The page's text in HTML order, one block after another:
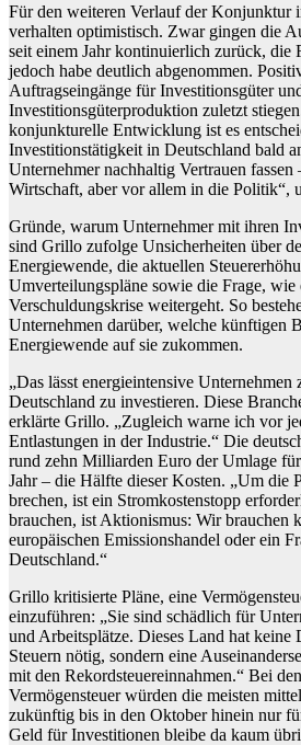
Für den weiteren Verlauf der Konjunktur
verhalten optimistisch. Zwar gingen die
seit einem Jahr kontinuierlich zurück, die
jedoch habe deutlich abgenommen.
Auftragseingänge für Investitionsgüter
Investitionsgüterproduktion zuletzt
konjunkturelle Entwicklung ist es
Investitionstätigkeit in Deutschland bald
Unternehmer nachhaltig Vertrauen
Wirtschaft, aber vor allem in die Politik“,
Gründe, warum Unternehmer mit ihren
sind Grillo zufolge Unsicherheiten über
Energiewende, die aktuellen
Umverteilungspläne sowie die Frage, wie
Verschuldungskrise weitergeht. So
Unternehmen darüber, welche künftigen
Energiewende auf sie zukommen.
„Das lässt energieintensive
Deutschland zu investieren. Diese
erklärte Grillo. „Zugleich warne ich vor
Entlastungen in der Industrie.“ Die
rund zehn Milliarden Euro der Umlage
Jahr – die Hälfte dieser Kosten. „Um die
brechen, ist ein Stromkostenstopp
brauchen, ist Aktionismus: Wir brauchen
europäischen Emissionshandel oder ein
Deutschland.“
Grillo kritisierte Pläne, eine
einzuführen: „Sie sind schädlich für
und Arbeitsplätze. Dieses Land hat keine
Steuern nötig, sondern eine
mit den Rekordsteuereinnahmen.“ Bei
Vermögensteuer würden die meisten
zukünftig bis in den Oktober hinein nur
Geld für Investitionen bleibe da kaum